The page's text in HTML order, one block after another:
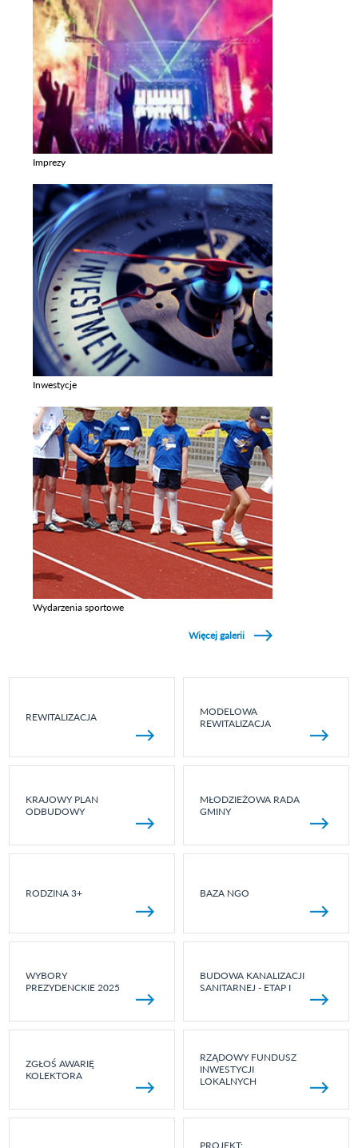
Imprezy
Inwestycje
Wydarzenia sportowe
Więcej galerii
REWITALIZACJA
MODELOWA
REWITALIZACJA
KRAJOWY PLAN
ODBUDOWY
MŁODZIEŻOWA RADA
GMINY
RODZINA 3+ BAZA NGO
WYBORY
PREZYDENCKIE 2025
BUDOWA KANALIZACJI
SANITARNEJ - ETAP I
ZGŁOŚ AWARIĘ
KOLEKTORA
RZĄDOWY FUNDUSZ
INWESTYCJI
LOKALNYCH
PROJEKT: